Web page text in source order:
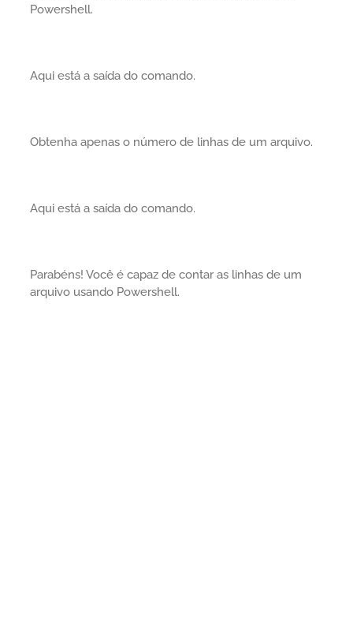
Powershell.
Aqui está a saída do comando.
Obtenha apenas o número de linhas de um arquivo.
Aqui está a saída do comando.
Parabéns! Você é capaz de contar as linhas de um
arquivo usando Powershell.